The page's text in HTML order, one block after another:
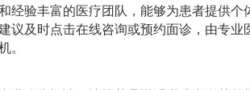
经验丰富的医疗团队，能够为患者提供
议及时点击在线咨询或预约面诊，由专业
。